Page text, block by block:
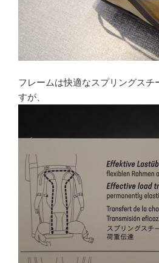
フレームは快適なスプリングスチ
すが、